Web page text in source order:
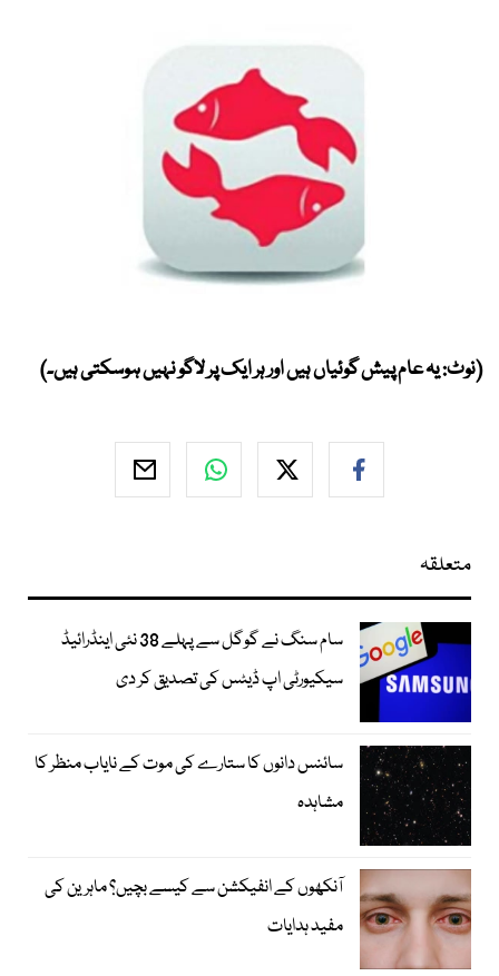
(نوٹ: یہ عام پیش گوئیاں ہیں اور ہر ایک پر لاگو نہیں ہوسکتی ہیں۔)
متعلقہ
سام سنگ نے گوگل سے پہلے 38 نئی اینڈرائیڈ
سیکیورٹی اپ ڈیٹس کی تصدیق کر دی
سائنس دانوں کا ستارے کی موت کے نایاب منظر کا
مشاہدہ
آنکھوں کے انفیکشن سے کیسے بچیں؟ ماہرین کی
مفید ہدایات